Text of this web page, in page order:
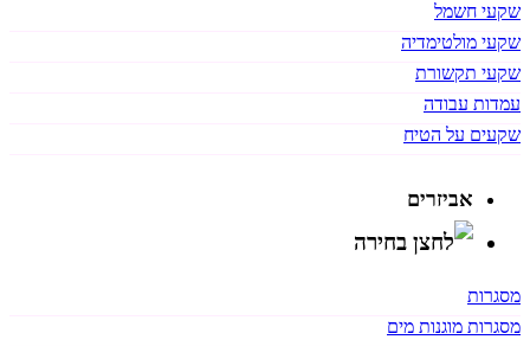
שקעי חשמל
שקעי מולטימדיה
שקעי תקשורת
עמדות עבודה
שקעים על הטיח
אביזרים
מסגרות
מסגרות מוגנות מים